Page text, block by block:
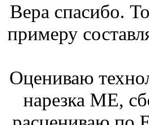
Вера спасибо.
примеру
Оцениваю
нарезка МЕ,